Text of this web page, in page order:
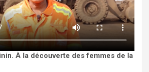
À la découverte des femmes de la